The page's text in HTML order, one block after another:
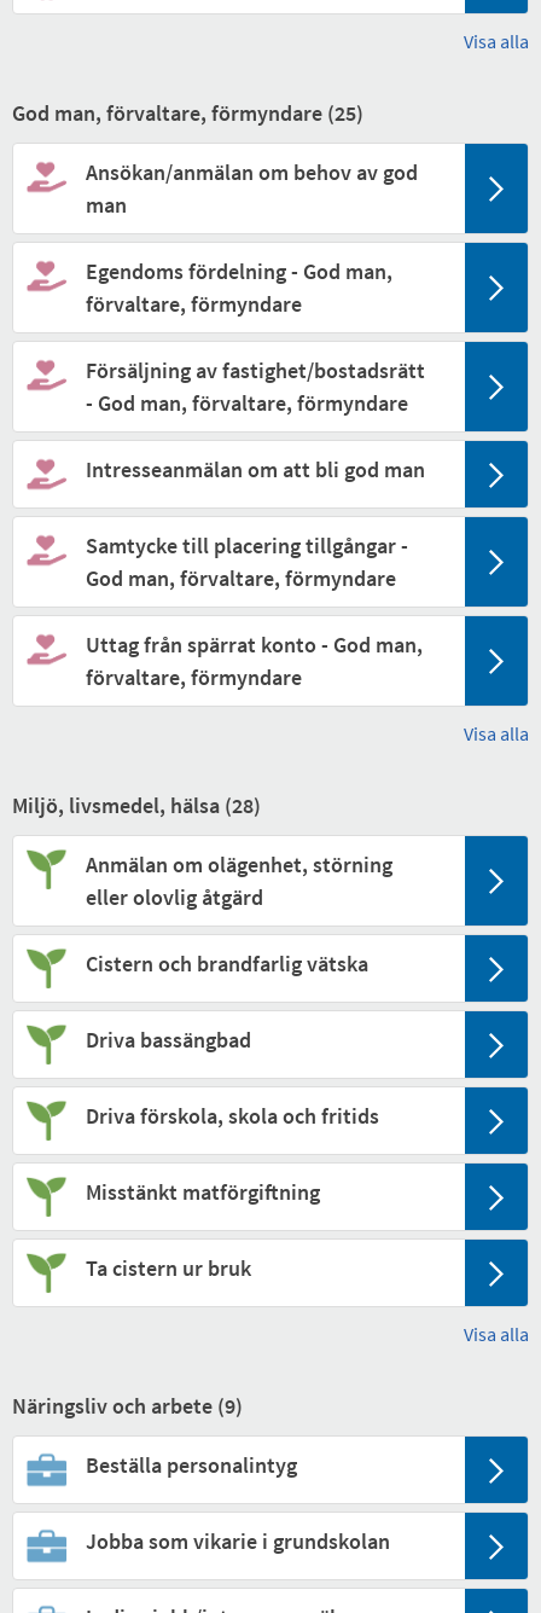
Visa alla
God man, förvaltare, förmyndare (25)
Ansökan/anmälan om behov av god
man
Egendoms fördelning - God man,
förvaltare, förmyndare
Försäljning av fastighet/bostadsrätt
- God man, förvaltare, förmyndare
Intresseanmälan om att bli god man
Samtycke till placering tillgångar -
God man, förvaltare, förmyndare
Uttag från spärrat konto - God man,
förvaltare, förmyndare
Visa alla
Miljö, livsmedel, hälsa (28)
Anmälan om olägenhet, störning
eller olovlig åtgärd
Cistern och brandfarlig vätska
Driva bassängbad
Driva förskola, skola och fritids
Misstänkt matförgiftning
Ta cistern ur bruk
Visa alla
Näringsliv och arbete (9)
Beställa personalintyg
Jobba som vikarie i grundskolan